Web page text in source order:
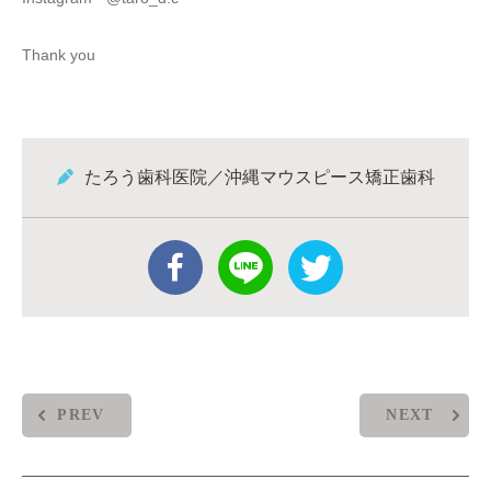
Thank you
たろう歯科医院／沖縄マウスピース矯正歯科
PREV NEXT